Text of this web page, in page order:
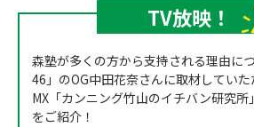
TV放映！
森塾が多くの方から支持される理由に
46」のOG中田花奈さんに取材してい
MX「カンニング竹山のイチバン研究
をご紹介！